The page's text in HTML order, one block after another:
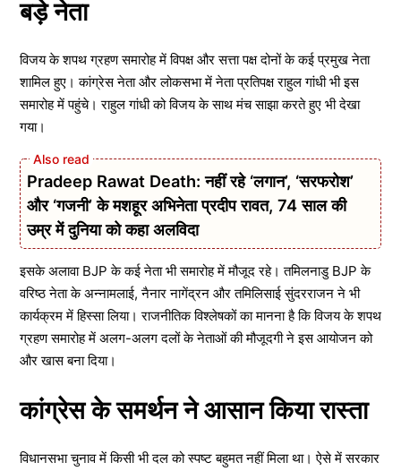
बड़े नेता
विजय के शपथ ग्रहण समारोह में विपक्ष और सत्ता पक्ष दोनों के कई प्रमुख नेता
शामिल हुए। कांग्रेस नेता और लोकसभा में नेता प्रतिपक्ष राहुल गांधी भी इस
समारोह में पहुंचे। राहुल गांधी को विजय के साथ मंच साझा करते हुए भी देखा
गया।
Pradeep Rawat Death: नहीं रहे ‘लगान’, ‘सरफरोश’
और ‘गजनी’ के मशहूर अभिनेता प्रदीप रावत, 74 साल की
उम्र में दुनिया को कहा अलविदा
इसके अलावा BJP के कई नेता भी समारोह में मौजूद रहे। तमिलनाडु BJP के
वरिष्ठ नेता के अन्नामलाई, नैनार नागेंद्रन और तमिलिसाई सुंदरराजन ने भी
कार्यक्रम में हिस्सा लिया। राजनीतिक विश्लेषकों का मानना है कि विजय के शपथ
ग्रहण समारोह में अलग-अलग दलों के नेताओं की मौजूदगी ने इस आयोजन को
और खास बना दिया।
कांग्रेस के समर्थन ने आसान किया रास्ता
विधानसभा चुनाव में किसी भी दल को स्पष्ट बहुमत नहीं मिला था। ऐसे में सरकार